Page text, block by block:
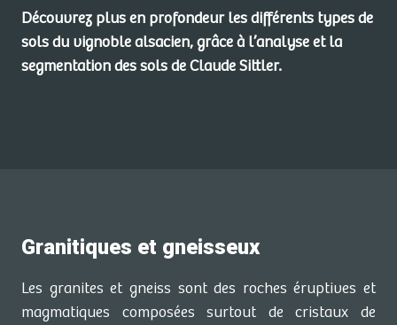
Découvrez plus en profondeur les différents types de
sols du vignoble alsacien, grâce à l’analyse et la
segmentation des sols de Claude Sittler.
Granitiques et gneisseux
Les granites et gneiss sont des roches éruptives et
magmatiques composées surtout de cristaux de